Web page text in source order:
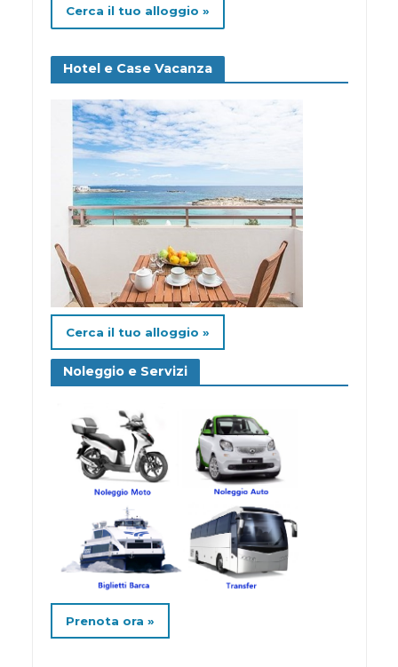
Cerca il tuo alloggio »
Hotel e Case Vacanza
Cerca il tuo alloggio »
Noleggio e Servizi
Prenota ora »